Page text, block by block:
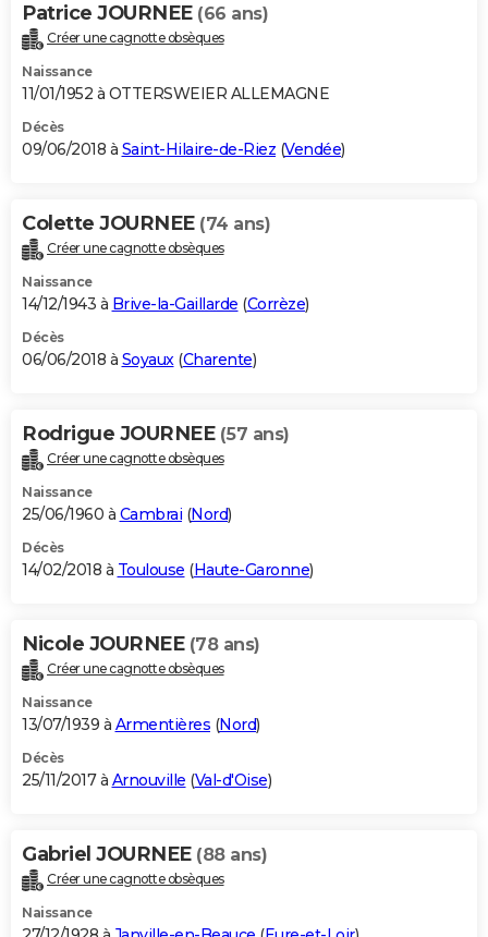
Patrice JOURNEE (66 ans)
Créer une cagnotte obsèques
Naissance
11/01/1952 à OTTERSWEIER ALLEMAGNE
Décès
09/06/2018 à Saint-Hilaire-de-Riez (Vendée)
Colette JOURNEE (74 ans)
Créer une cagnotte obsèques
Naissance
14/12/1943 à Brive-la-Gaillarde (Corrèze)
Décès
06/06/2018 à Soyaux(Charente)
Rodrigue JOURNEE (57 ans)
Créer une cagnotte obsèques
Naissance
25/06/1960 à Cambrai (Nord)
Décès
14/02/2018 à Toulouse (Haute-Garonne)
Nicole JOURNEE (78 ans)
Créer une cagnotte obsèques
Naissance
13/07/1939 à Armentières (Nord)
Décès
25/11/2017 à Arnouville (Val-d'Oise)
Gabriel JOURNEE (88 ans)
Créer une cagnotte obsèques
Naissance